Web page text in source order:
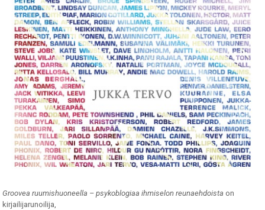
Groovea ruumishuoneella – psykoblogiaa ihmiselon reunaehdoista on
kirjailijarunoilija,